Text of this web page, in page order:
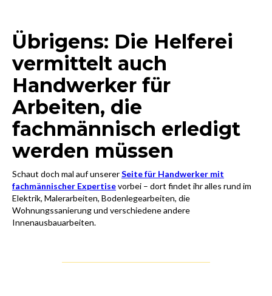
Übrigens: Die Helferei
vermittelt auch
Handwerker für
Arbeiten, die
fachmännisch erledigt
werden müssen
Schaut doch mal auf unsererSeite für Handwerker mit
fachmännischer Expertisevorbei – dort findet ihr alles rund im
Elektrik, Malerarbeiten, Bodenlegearbeiten, die
Wohnungssanierung und verschiedene andere
Innenausbauarbeiten.